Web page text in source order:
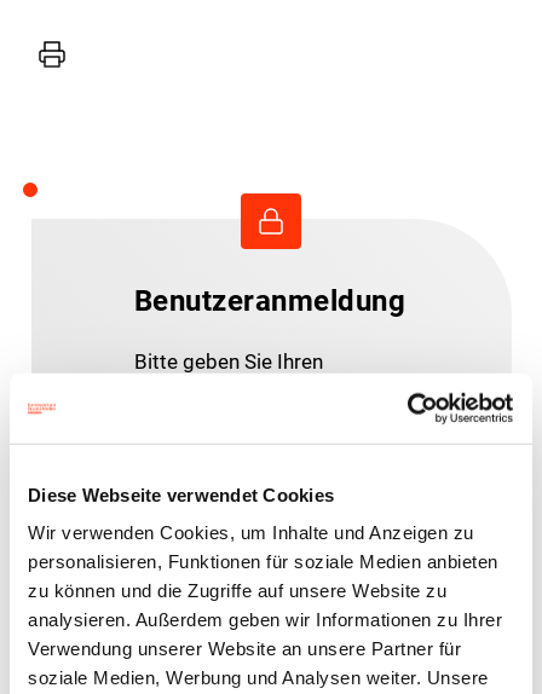
Diese Webseite verwendet Cookies
Wir verwenden Cookies, um Inhalte und Anzeigen zu
personalisieren, Funktionen für soziale Medien anbieten
zu können und die Zugriffe auf unsere Website zu
analysieren. Außerdem geben wir Informationen zu Ihrer
Verwendung unserer Website an unsere Partner für
soziale Medien, Werbung und Analysen weiter. Unsere
Drucker
Benutzeranmeldung
Bitte geben Sie Ihren
Passwort: